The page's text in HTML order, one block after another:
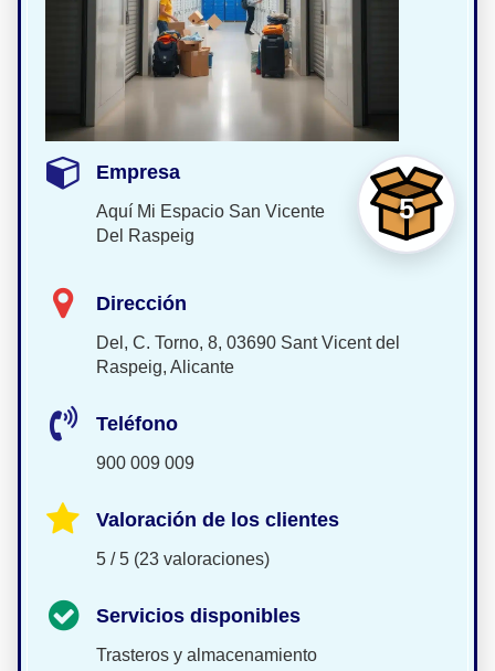
5
Empresa
Aquí Mi Espacio San Vicente
Del Raspeig
Dirección
Del, C. Torno, 8, 03690 Sant Vicent del
Raspeig, Alicante
Teléfono
900 009 009
Valoración de los clientes
5 / 5 (23 valoraciones)
Servicios disponibles
Trasteros y almacenamiento